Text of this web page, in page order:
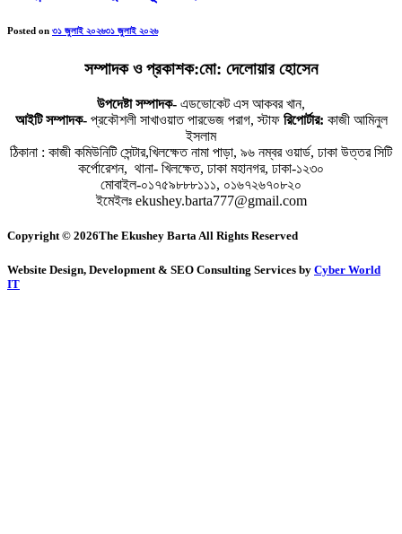
Posted on ৩১ জুলাই ২০২৬৩১ জুলাই ২০২৬
সম্পাদক ও প্রকাশক:মো: দেলোয়ার হোসেন
উপদেষ্টা সম্পাদক- এডভোকেট এস আকবর খান,
আইটি সম্পাদক-প্রকৌশলী সাখাওয়াত পারভেজ পরাগ, স্টাফ রিপোর্টার: কাজী আমিনুল
ইসলাম
ঠিকানা : কাজী কমিউনিটি সেন্টার,খিলক্ষেত নামা পাড়া, ৯৬ নম্বর ওয়ার্ড, ঢাকা উত্তর সিটি
কর্পোরেশন, থানা- খিলক্ষেত, ঢাকা মহানগর, ঢাকা-১২৩০
মোবাইল-০১৭৫৯৮৮৮১১১, ০১৬৭২৬৭০৮২০
ইমেইলঃ ekushey.barta777@gmail.com
Copyright © 2026The Ekushey Barta All Rights Reserved
Website Design, Development & SEO Consulting Services by Cyber World
IT